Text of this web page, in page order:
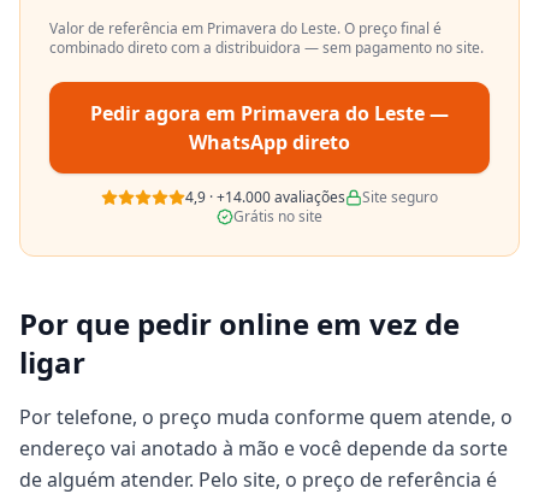
Valor de referência em Primavera do Leste. O preço final é
combinado direto com a distribuidora — sem pagamento no site.
Pedir agora em Primavera do Leste—
WhatsApp direto
4,9 ·+14.000avaliações
Site seguro
Grátis no site
Por que pedir online em vez de
ligar
Por telefone, o preço muda conforme quem atende, o
endereço vai anotado à mão e você depende da sorte
de alguém atender. Pelo site, o preço de referência é